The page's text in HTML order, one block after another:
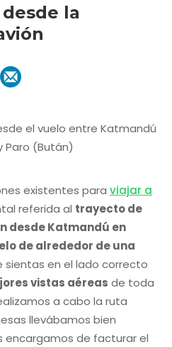
la
existentes para viajar a
referida al trayecto de
desde Katmandú en
de alrededor de una
sientas en el lado correcto
vistas aéreas de toda
a cabo la ruta
llevábamos bien
encargamos de facturar el